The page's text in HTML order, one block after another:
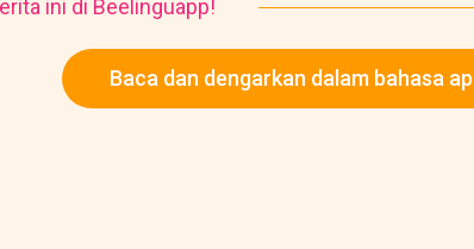
ini di Beelinguapp!
Baca dan dengarkan dalam bahasa